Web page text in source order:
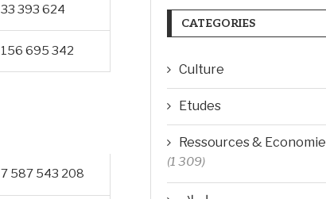
33 393 624
156 695 342
7 587 543 208
CATEGORIES
Culture
Etudes
Ressources & Economie
(1 309)